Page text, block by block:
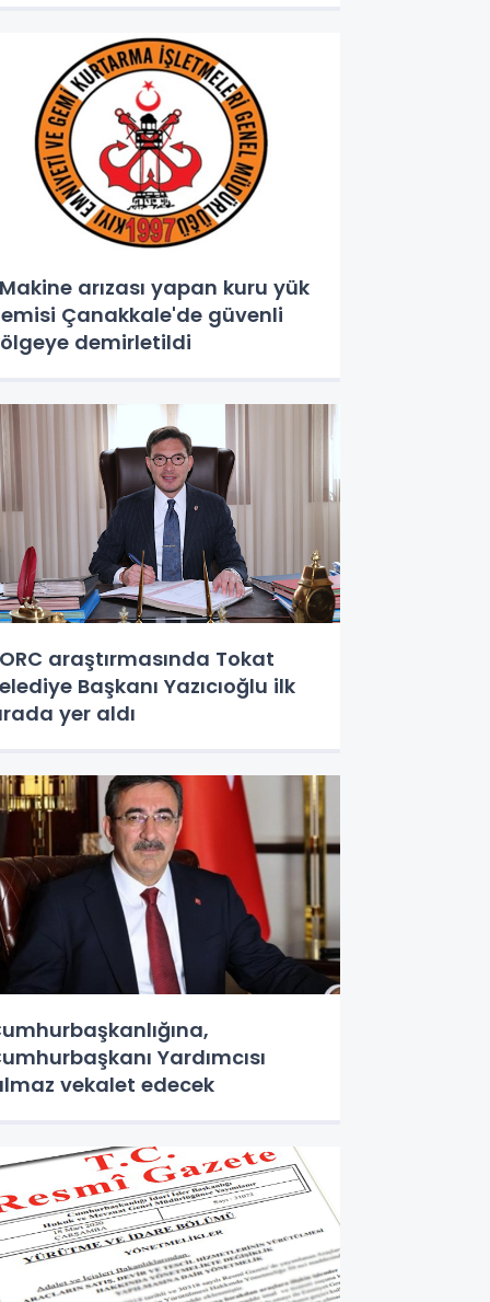
arızası yapan kuru yük
Çanakkale'de güvenli
demirletildi
araştırmasında Tokat
Başkanı Yazıcıoğlu ilk
yer aldı
Yardımcısı
vekalet edecek